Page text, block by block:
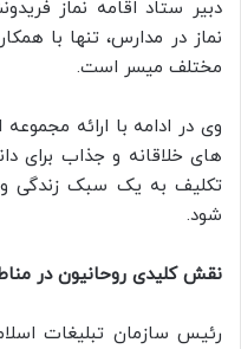
دبیر ستاد اقامه نماز
نماز در مدارس، تنها با
مختلف میسر است.
وی در ادامه با ارائه مجموعه
های خلاقانه و جذاب برای
تکلیف به یک سبک زندگی و
شود.
نقش کلیدی روحانیون در
رئیس سازمان تبلیغات